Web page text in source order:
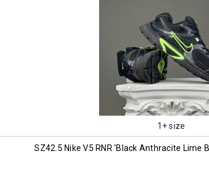
1+ size
SZ42.5 Nike V5 RNR 'Black Anthracite Lime